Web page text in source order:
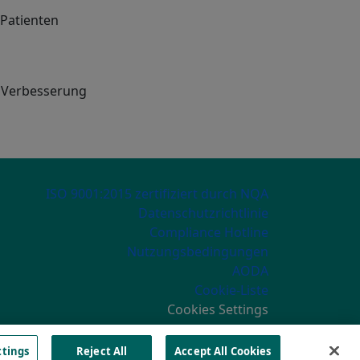
MENU
ISO 9001:2015 zertifiziert durch NQA
Datenschutzrichtlinie
Compliance Hotline
Nutzungsbedingungen
AODA
Cookie-Liste
Cookies Settings
Reject All Accept All Cookies